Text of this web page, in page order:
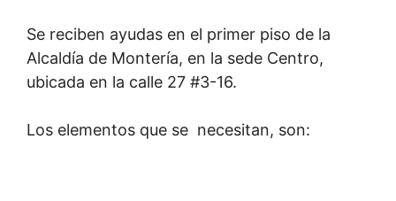
Se reciben ayudas en el primer piso de la
Alcaldía de Montería, en la sede Centro,
ubicada en la calle 27 #3-16.
Los elementos que se necesitan, son: